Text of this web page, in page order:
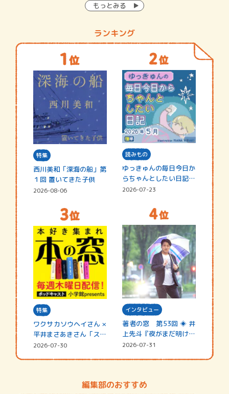
もっとみる
ランキング
特集
西川美和「深海の船」第
１回 置いてきた子供
2026-08-06
読みもの
ゆっきゅんの毎日今日か
らちゃんとしたい日記
☆202…
2026-07-23
特集
ワクサカソウヘイさん ×
平井まさあきさん「スペ
シャ…
2026-07-30
インタビュー
著者の窓 第53回 ◈ 井
上先斗『夜がまだ明けな
い』
2026-07-31
編集部のおすすめ